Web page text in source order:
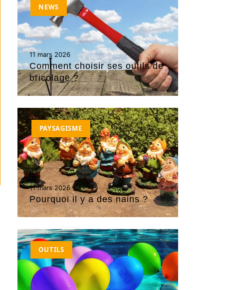
NEWS
11 mars 2026
Comment choisir ses outils de
bricolage ?
PAYSAGISME
11 mars 2026
Pourquoi il y a des nains ?
OUTILS